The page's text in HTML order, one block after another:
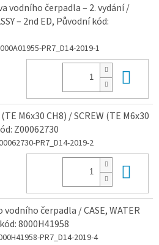
vodního čerpadla – 2. vydání /
– 2nd ED, Původní kód:
PR7_D14-2019-1
M6x30 CH8) / SCREW (TE M6x30
Z00062730
PR7_D14-2019-2
vodního čerpadla / CASE, WATER
8000H41958
PR7_D14-2019-4